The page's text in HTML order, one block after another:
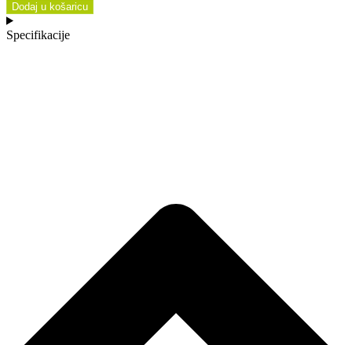
Dodaj u košaricu
Specifikacije